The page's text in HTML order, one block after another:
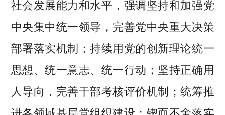
社会发展能力和水平，强调坚持和加强党
中央集中统一领导，完善党中央重大决策
部署落实机制；持续用党的创新理论统一
思想、统一意志、统一行动；坚持正确用
人导向，完善干部考核评价机制；统筹推